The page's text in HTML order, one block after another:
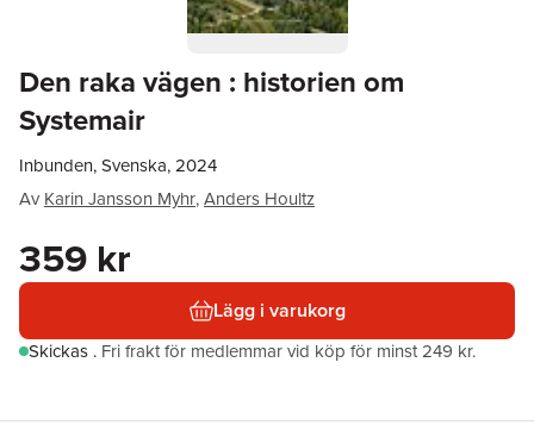
Den raka vägen : historien om
Systemair
Inbunden, Svenska, 2024
Av Karin Jansson Myhr,Anders Houltz
359 kr
Lägg i varukorg
Skickas . Fri frakt för medlemmar vid köp för minst 249 kr.